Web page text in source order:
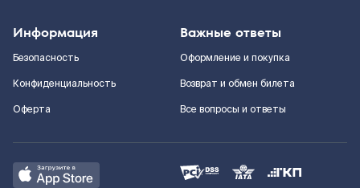
Информация
Безопасность
Конфиденциальность
Оферта
Важные ответы
Оформление и покупка
Возврат и обмен билета
Все вопросы и ответы